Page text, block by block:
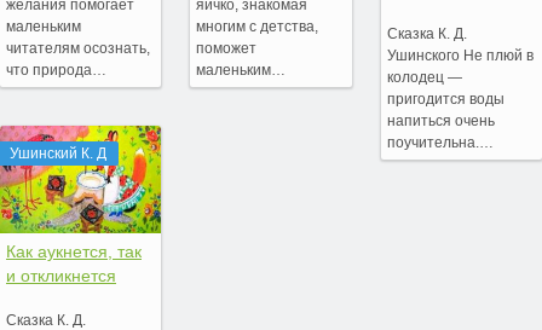
желания помогает
маленьким
читателям осознать,
что природа…
Ушинский К. Д
Как аукнется, так
и откликнется
Сказка К. Д.
яичко, знакомая
многим с детства,
поможет
маленьким…
Сказка К. Д.
Ушинского Не плюй в
колодец —
пригодится воды
напиться очень
поучительна.…